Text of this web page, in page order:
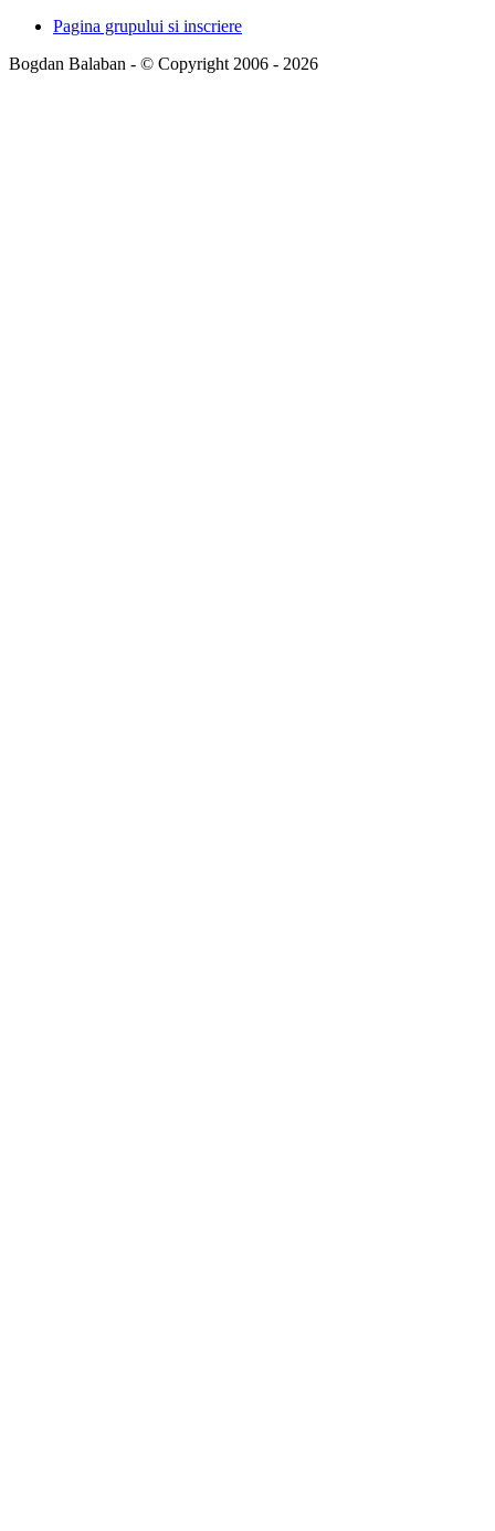
Pagina grupului si inscriere
Bogdan Balaban - © Copyright 2006 - 2026